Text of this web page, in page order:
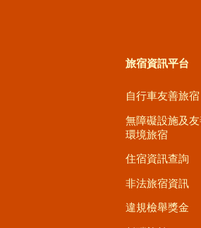
旅宿資訊平台
自行車友善旅宿
無障礙設施及
環境旅宿
住宿資訊查詢
非法旅宿資訊
違規檢舉獎金